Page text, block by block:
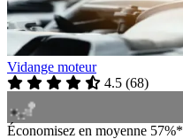
Vidange moteur
4.5 (68)
Économisez en moyenne 57%*